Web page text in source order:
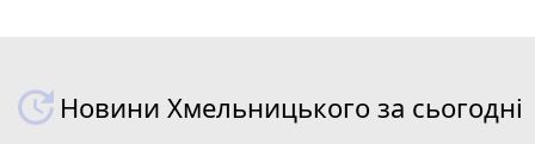
Новини Хмельницького за сьогодні